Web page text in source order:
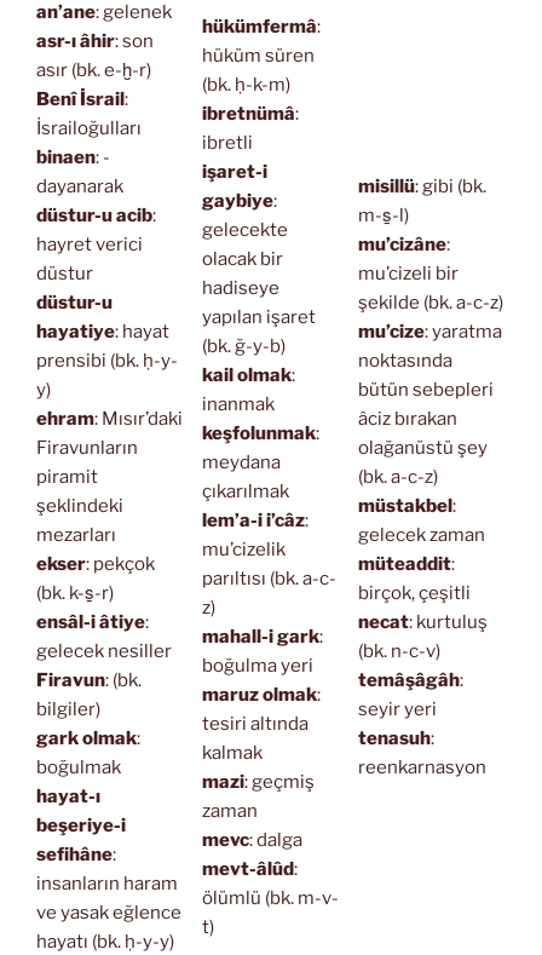
an’ane: gelenek
asr-ı âhir: son
asır (bk. e-ḫ-r)
Benî İsrail :
İsrailoğulları
binaen: -
dayanarak
düstur-u acib:
hayret verici
düstur
düstur-u
hayatiye: hayat
prensibi (bk. ḥ-y-
y)
ehram: Mısır’daki
Firavunların
piramit
şeklindeki
mezarları
ekser: pekçok
(bk. k-s̱-r)
ensâl-i âtiye:
gelecek nesiller
Firavun: (bk.
bilgiler)
gark olmak:
boğulmak
hayat-ı
beşeriye-i
sefihâne:
insanların haram
ve yasak eğlence
hayatı (bk. ḥ-y-y)
hükümfermâ:
hüküm süren
(bk. ḥ-k-m)
ibretnümâ:
ibretli
işaret-i
gaybiye:
gelecekte
olacak bir
hadiseye
yapılan işaret
(bk. ğ-y-b)
kail olmak:
inanmak
keşfolunmak:
meydana
çıkarılmak
lem’a-i i’câz:
mu’cizelik
parıltısı (bk. a-c-
z)
mahall-i gark:
boğulma yeri
maruz olmak:
tesiri altında
kalmak
mazi: geçmiş
zaman
mevc: dalga
mevt-âlûd:
ölümlü (bk. m-v-
t)
misillü: gibi (bk.
m-s̱-l)
mu’cizâne:
mu’cizeli bir
şekilde (bk. a-c-z)
mu’cize: yaratma
noktasında
bütün sebepleri
âciz bırakan
olağanüstü şey
(bk. a-c-z)
müstakbel :
gelecek zaman
müteaddit:
birçok, çeşitli
necat: kurtuluş
(bk. n-c-v)
temâşâgâh:
seyir yeri
tenasuh:
reenkarnasyon